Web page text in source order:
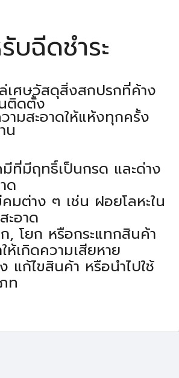
บฉีดชำระ
เศษวัสดุสิ่งสกปรกที่ค้าง
ติดตั้ง
ามสะอาดให้แห้งทุกครั้ง
น
มีที่มีฤทธิ์เป็นกรด และด่าง
ด
มต่าง ๆ เช่น ฝอยโลหะใน
ะอาด
, โยก หรือกระแทกสินค้า
ให้เกิดความเสียหาย
แก้ไขสินค้า หรือนำไปใช้
ท